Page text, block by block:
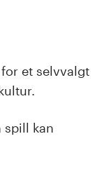
et selvvalgt
spill kan